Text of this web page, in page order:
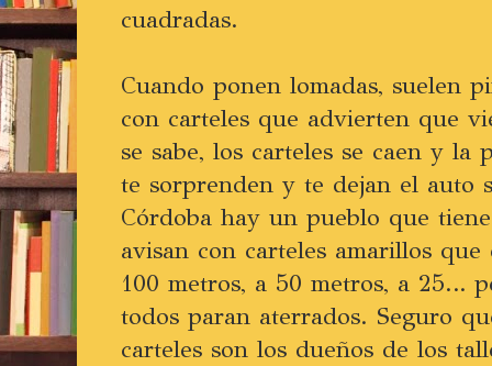
cuadradas.
Cuando ponen lomadas, suelen
con carteles que advierten que
se sabe, los carteles se caen y la
te sorprenden y te dejan el auto
Córdoba hay un pueblo que
avisan con carteles amarillos
100 metros, a 50 metros, a 25…
todos paran aterrados. Seguro
carteles son los dueños de los